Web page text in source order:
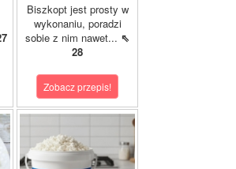
Biszkopt jest prosty w
wykonaniu, poradzi
sobie z nim nawet... ⇖
28
Zobacz przepis!